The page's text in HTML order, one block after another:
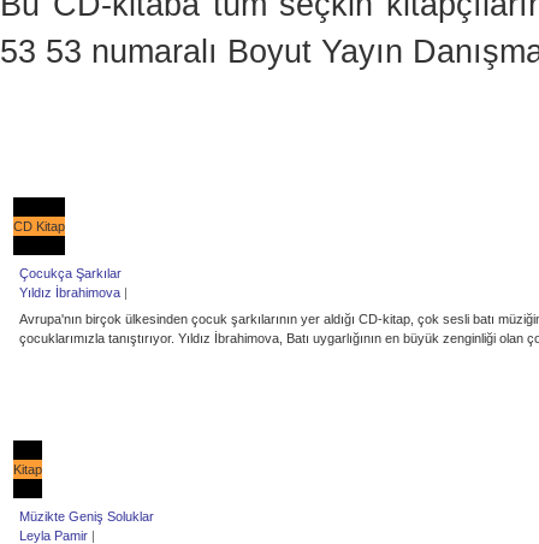
53 53 numaralı Boyut Yayın
CD Kitap
Çocukça Şarkılar
Yıldız İbrahimova |
Avrupa'nın birçok ülkesinden çocuk şarkılarının yer aldığı CD-kitap, çok sesli batı
çocuklarımızla tanıştırıyor. Yıldız İbrahimova, Batı uygarlığının en büyük zenginliği olan
Kitap
Müzikte Geniş Soluklar
Leyla Pamir |